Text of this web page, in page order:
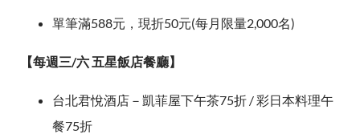
單筆滿588元，現折50元(每月限量2,000名)
【每週三/六 五星飯店餐廳】
台北君悅酒店－凱菲屋下午茶75折 / 彩日本料理午
餐75折